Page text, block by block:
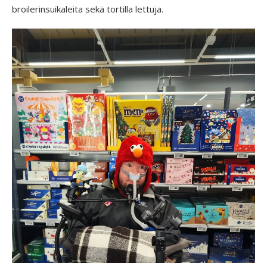
broilerinsuikaleita sekä tortilla lettuja.